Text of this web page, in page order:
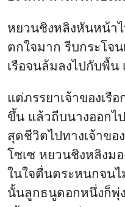
หยวนชิงหลิงหันหน้า
ตกใจมาก รีบกระโจน
เรือจนล้มลงไปกับพื้
แต่ภรรยาเจ้าของเรื
ขึ้น แล้วถีบนางออกไ
สุดชีวิตไปทางเจ้าขอ
โซเซ หยวนชิงหลิงม
ในใจตื่นตระหนกจนไ
นั้นลูกธนูดอกหนึ่งก็พุ่ง